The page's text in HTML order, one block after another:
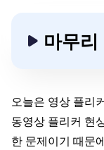
마무리
오늘은 영상 플리
동영상 플리커 현
한 문제이기 때문